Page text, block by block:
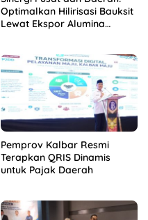
Optimalkan Hilirisasi Bauksit
Lewat Ekspor Alumina
Pemprov Kalbar Resmi
Terapkan QRIS Dinamis
untuk Pajak Daerah